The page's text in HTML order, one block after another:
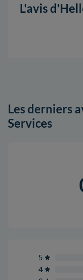
L'avis
Les derniers
Services
5
4